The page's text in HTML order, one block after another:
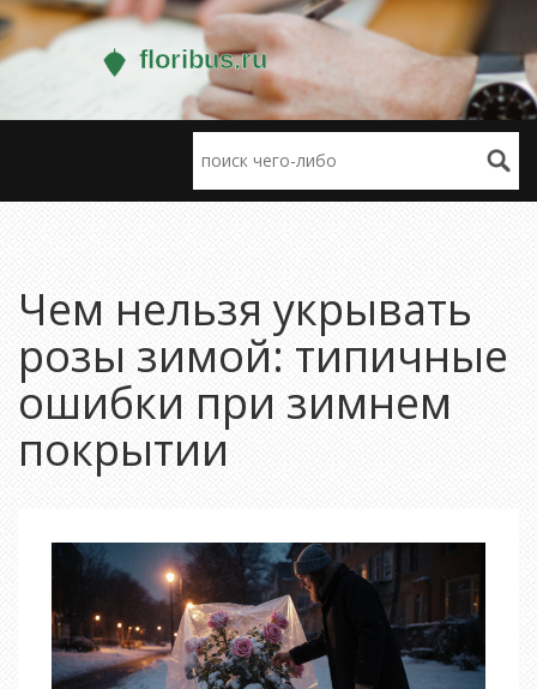
Чем нельзя укрывать
розы зимой: типичные
ошибки при зимнем
покрытии